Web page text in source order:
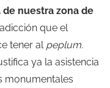
nuestra zona de
que el
tener al peplum.
ya la asistencia
monumentales